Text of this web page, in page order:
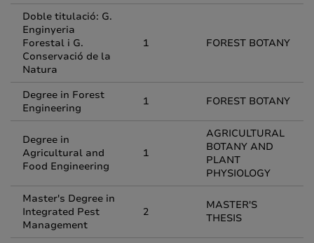
Doble titulació: G.
Enginyeria
Forestal i G.
Conservació de la
Natura
1 FOREST BOTANY
Degree in Forest
Engineering
1 FOREST BOTANY
Degree in
Agricultural and
Food Engineering
1
AGRICULTURAL
BOTANY AND
PLANT
PHYSIOLOGY
Master's Degree in
Integrated Pest
Management
2
MASTER'S
THESIS